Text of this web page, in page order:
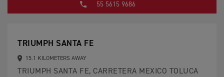
55 5615 9686
TRIUMPH SANTA FE
15.1 KILOMETERS AWAY
TRIUMPH SANTA FE, CARRETERA MEXICO TOLUCA